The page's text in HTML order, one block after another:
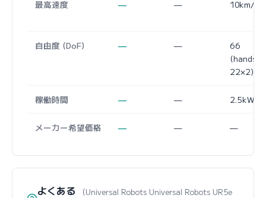
最高速度 — — 10km/h
自由度 (DoF) — —
66
(hands:
22×2)
稼働時間 — — 2.5kWh
メーカー希望価格 — — —
よくある
（Universal Robots Universal Robots UR5e